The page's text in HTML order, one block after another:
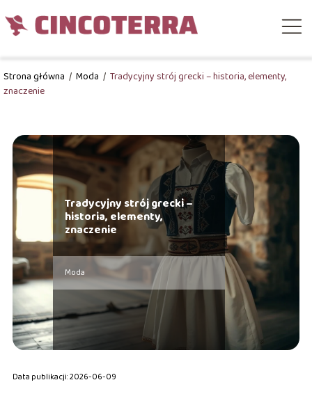
Strona główna / Moda / Tradycyjny strój grecki – historia, elementy,
znaczenie
Tradycyjny strój grecki –
historia, elementy,
znaczenie
Moda
Data publikacji: 2026-06-09